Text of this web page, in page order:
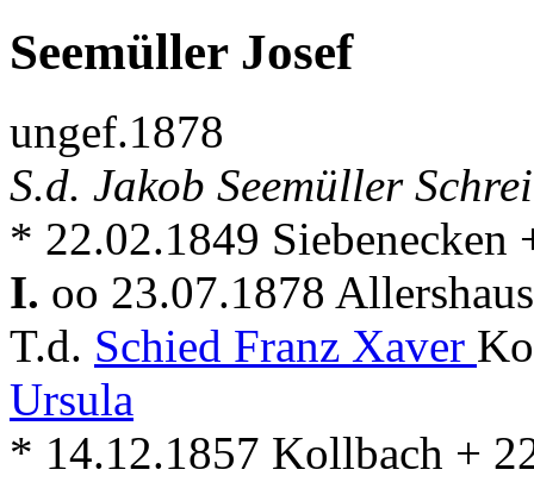
Seemüller Josef
ungef.1878
S.d. Jakob Seemüller
* 22.02.1849 Siebenecken
I. oo 23.07.1878
T.d. Schied Franz Xaver
Ursula
* 14.12.1857 Kollbach +